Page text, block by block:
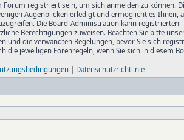
Forum registriert sein, um sich anmelden zu können.
Augenblicken erledigt und ermöglicht es Ihnen,
Die Board-Administration kann registrierten
Berechtigungen zuweisen. Beachten Sie bitte
und die verwandten Regelungen, bevor Sie sich
die jeweiligen Forenregeln, wenn Sie sich in diesem
| Datenschutzrichtlinie